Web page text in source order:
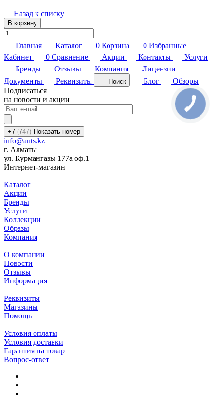
Назад к списку
В корзину
Главная Каталог 0 Корзина 0 Избранные
Кабинет
0 Сравнение Акции Контакты
Услуги
Бренды
Отзывы Компания
Лицензии
Документы
Реквизиты Поиск Блог
Обзоры
Подписаться
на новости и акции
+7 (747) Показать номер
info@ants.kz
г. Алматы
ул. Курмангазы 177а оф.1
Интернет-магазин
Каталог
Акции
Бренды
Услуги
Коллекции
Образы
Компания
О компании
Новости
Отзывы
Информация
Реквизиты
Магазины
Помощь
Условия оплаты
Условия доставки
Гарантия на товар
Вопрос-ответ